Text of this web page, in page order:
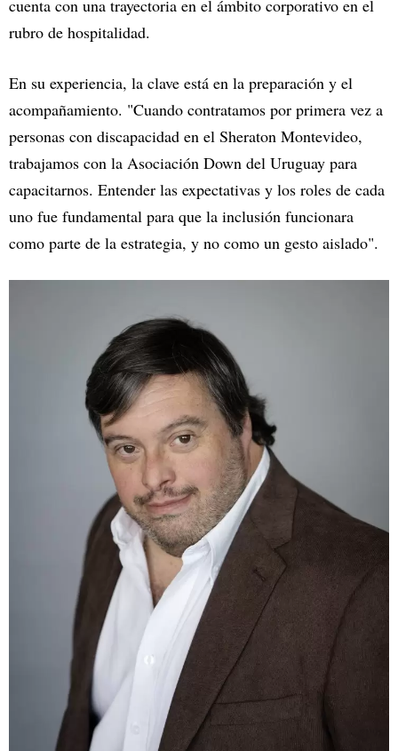
cuenta con una trayectoria en el ámbito corporativo en el
rubro de hospitalidad.
En su experiencia, la clave está en la preparación y el
acompañamiento. "Cuando contratamos por primera vez a
personas con discapacidad en el Sheraton Montevideo,
trabajamos con la Asociación Down del Uruguay para
capacitarnos. Entender las expectativas y los roles de cada
uno fue fundamental para que la inclusión funcionara
como parte de la estrategia, y no como un gesto aislado".